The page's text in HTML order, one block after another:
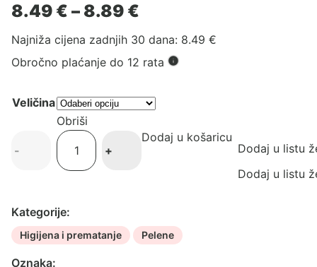
8.49 € – 8.89 €
od
8.49 €
8.89 €
Najniža cijena zadnjih 30 dana: 8.49 €
Obročno plaćanje do 12 rata
Veličina
Obriši
Bambiboo
pelene/gaćice
količina
- +
Dodaj u košaricu
Dodaj u listu
Dodaj u listu
Kategorije:
Higijena i prematanje Pelene
Oznaka: